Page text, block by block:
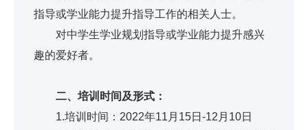
指导或学业能力提升指导工作的相关人士。
对中学生学业规划指导或学业能力提升感兴
趣的爱好者。
二、培训时间及形式：
1.培训时间：2022年11月15日-12月10日